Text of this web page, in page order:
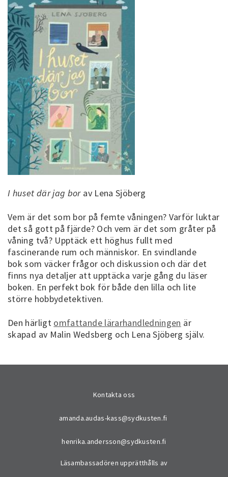
I huset där jag borav Lena Sjöberg
Vem är det som bor på femte våningen? Varför luktar
det så gott på fjärde? Och vem är det som gråter på
våning två? Upptäck ett höghus fullt med
fascinerande rum och människor. En svindlande
bok som väcker frågor och diskussion och där det
finns nya detaljer att upptäcka varje gång du läser
boken. En perfekt bok för både den lilla och lite
större hobbydetektiven.
Den härligt omfattande lärarhandledningen är
skapad av Malin Wedsberg och Lena Sjöberg själv.
Kontakta oss
amanda.audas-kass@sydkusten.fi
henrika.andersson@sydkusten.fi
Läsambassadören upprätthålls av